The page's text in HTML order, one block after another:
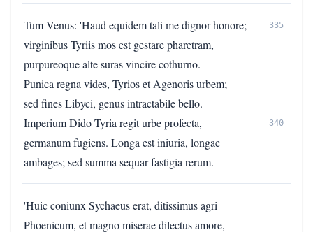
Tum Venus: 'Haud equidem tali me dignor honore; 335
virginibus Tyriis mos est gestare pharetram,
purpureoque alte suras vincire cothurno.
Punica regna vides, Tyrios et Agenoris urbem;
sed fines Libyci, genus intractabile bello.
Imperium Dido Tyria regit urbe profecta,
340
germanum fugiens. Longa est iniuria, longae
ambages; sed summa sequar fastigia rerum.
'Huic coniunx Sychaeus erat, ditissimus agri
Phoenicum, et magno miserae dilectus amore,